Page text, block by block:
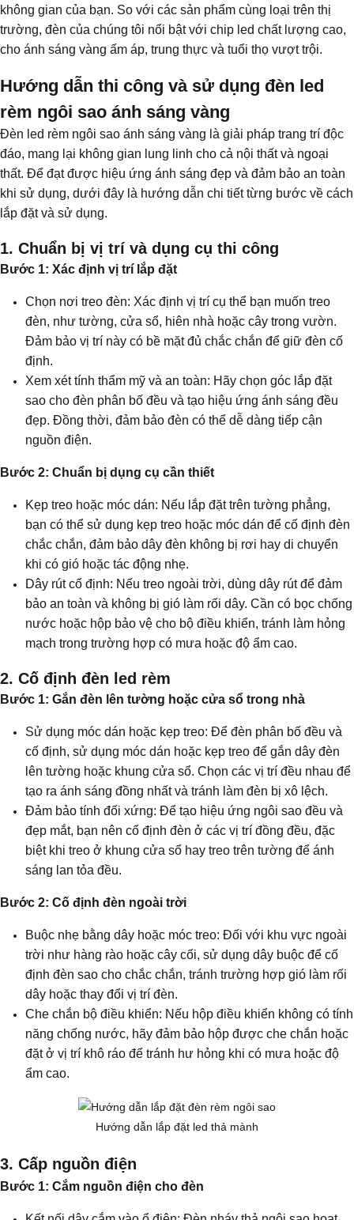
không gian của bạn. So với các sản phẩm cùng loại trên thị
trường, đèn của chúng tôi nổi bật với chip led chất lượng cao,
cho ánh sáng vàng ấm áp, trung thực và tuổi thọ vượt trội.
Hướng dẫn thi công và sử dụng đèn led
rèm ngôi sao ánh sáng vàng
Đèn led rèm ngôi sao ánh sáng vàng là giải pháp trang trí độc
đáo, mang lại không gian lung linh cho cả nội thất và ngoại
thất. Để đạt được hiệu ứng ánh sáng đẹp và đảm bảo an toàn
khi sử dụng, dưới đây là hướng dẫn chi tiết từng bước về cách
lắp đặt và sử dụng.
1. Chuẩn bị vị trí và dụng cụ thi công
Bước 1: Xác định vị trí lắp đặt
Chọn nơi treo đèn: Xác định vị trí cụ thể bạn muốn treo
đèn, như tường, cửa sổ, hiên nhà hoặc cây trong vườn.
Đảm bảo vị trí này có bề mặt đủ chắc chắn để giữ đèn cố
định.
Xem xét tính thẩm mỹ và an toàn: Hãy chọn góc lắp đặt
sao cho đèn phân bố đều và tạo hiệu ứng ánh sáng đều
đẹp. Đồng thời, đảm bảo đèn có thể dễ dàng tiếp cận
nguồn điện.
Bước 2: Chuẩn bị dụng cụ cần thiết
Kẹp treo hoặc móc dán: Nếu lắp đặt trên tường phẳng,
bạn có thể sử dụng kẹp treo hoặc móc dán để cố định đèn
chắc chắn, đảm bảo dây đèn không bị rơi hay di chuyển
khi có gió hoặc tác động nhẹ.
Dây rút cố định: Nếu treo ngoài trời, dùng dây rút để đảm
bảo an toàn và không bị gió làm rối dây. Cần có bọc chống
nước hoặc hộp bảo vệ cho bộ điều khiển, tránh làm hỏng
mạch trong trường hợp có mưa hoặc độ ẩm cao.
2. Cố định đèn led rèm
Bước 1: Gắn đèn lên tường hoặc cửa sổ trong nhà
Sử dụng móc dán hoặc kẹp treo: Để đèn phân bố đều và
cố định, sử dụng móc dán hoặc kẹp treo để gắn dây đèn
lên tường hoặc khung cửa sổ. Chọn các vị trí đều nhau để
tạo ra ánh sáng đồng nhất và tránh làm đèn bị xô lệch.
Đảm bảo tính đối xứng: Để tạo hiệu ứng ngôi sao đều và
đẹp mắt, bạn nên cố định đèn ở các vị trí đồng đều, đặc
biệt khi treo ở khung cửa sổ hay treo trên tường để ánh
sáng lan tỏa đều.
Bước 2: Cố định đèn ngoài trời
Buộc nhẹ bằng dây hoặc móc treo: Đối với khu vực ngoài
trời như hàng rào hoặc cây cối, sử dụng dây buộc để cố
định đèn sao cho chắc chắn, tránh trường hợp gió làm rối
dây hoặc thay đổi vị trí đèn.
Che chắn bộ điều khiển: Nếu hộp điều khiển không có tính
năng chống nước, hãy đảm bảo hộp được che chắn hoặc
đặt ở vị trí khô ráo để tránh hư hỏng khi có mưa hoặc độ
ẩm cao.
Hướng dẫn lắp đặt led thả mành
3. Cấp nguồn điện
Bước 1: Cắm nguồn điện cho đèn